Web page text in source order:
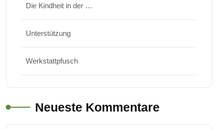
Die Kindheit in der …
Unterstützung
Werkstattpfusch
Neueste Kommentare